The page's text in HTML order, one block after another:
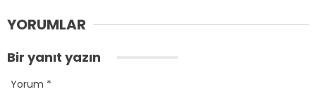
YORUMLAR
Bir yanıt yazın
Yorum *